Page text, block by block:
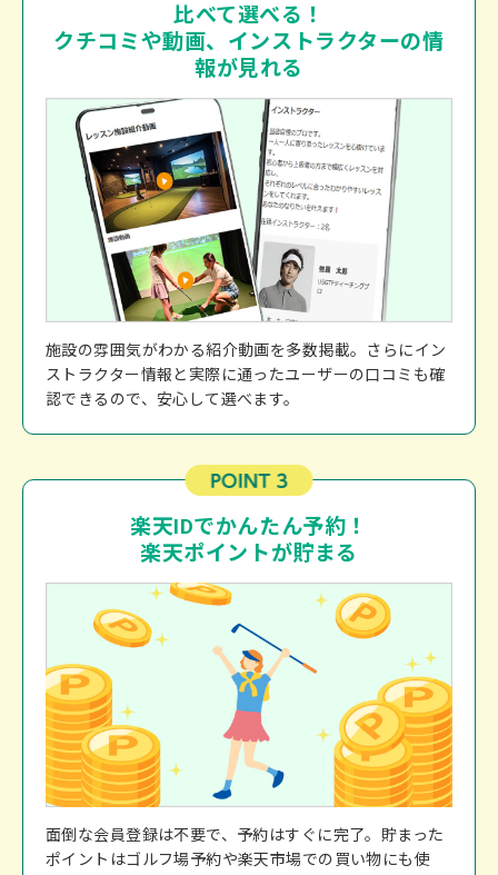
比べて選べる！
クチコミや動画、インストラクターの情
報が見れる
施設の雰囲気がわかる紹介動画を多数掲載。さらにイン
ストラクター情報と実際に通ったユーザーの口コミも確
認できるので、安心して選べます。
楽天IDでかんたん予約！
楽天ポイントが貯まる
面倒な会員登録は不要で、予約はすぐに完了。貯まった
ポイントはゴルフ場予約や楽天市場での買い物にも使